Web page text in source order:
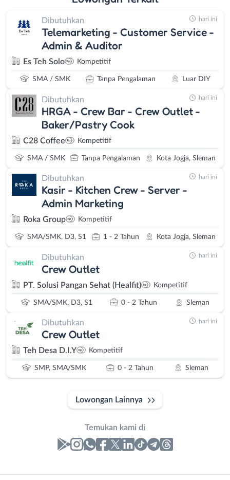
Dibutuhkan
Telemarketing - Customer Service -
Admin & Auditor
Es Teh Solo Kompetitif
SMA / SMK Tanpa Pengalaman Luar DIY
hari ini
Dibutuhkan
HRGA - Crew Bar - Crew Outlet -
Baker/Pastry Cook
C28 Coffee Kompetitif
SMA / SMK Tanpa Pengalaman Kota Jogja, Sleman
hari ini
Dibutuhkan
Kasir - Kitchen Crew - Server -
Admin Marketing
Roka Group Kompetitif
SMA/SMK, D3, S1 1 - 2 Tahun Kota Jogja, Sleman
hari ini
Dibutuhkan
Crew Outlet
PT. Solusi Pangan Sehat (Healfit) Kompetitif
SMA/SMK, D3, S1 0 - 2 Tahun Sleman
hari ini
Dibutuhkan
Crew Outlet
Teh Desa D.I.Y Kompetitif
SMP, SMA/SMK 0 - 2 Tahun Sleman
hari ini
Lowongan Lainnya
Temukan kami di